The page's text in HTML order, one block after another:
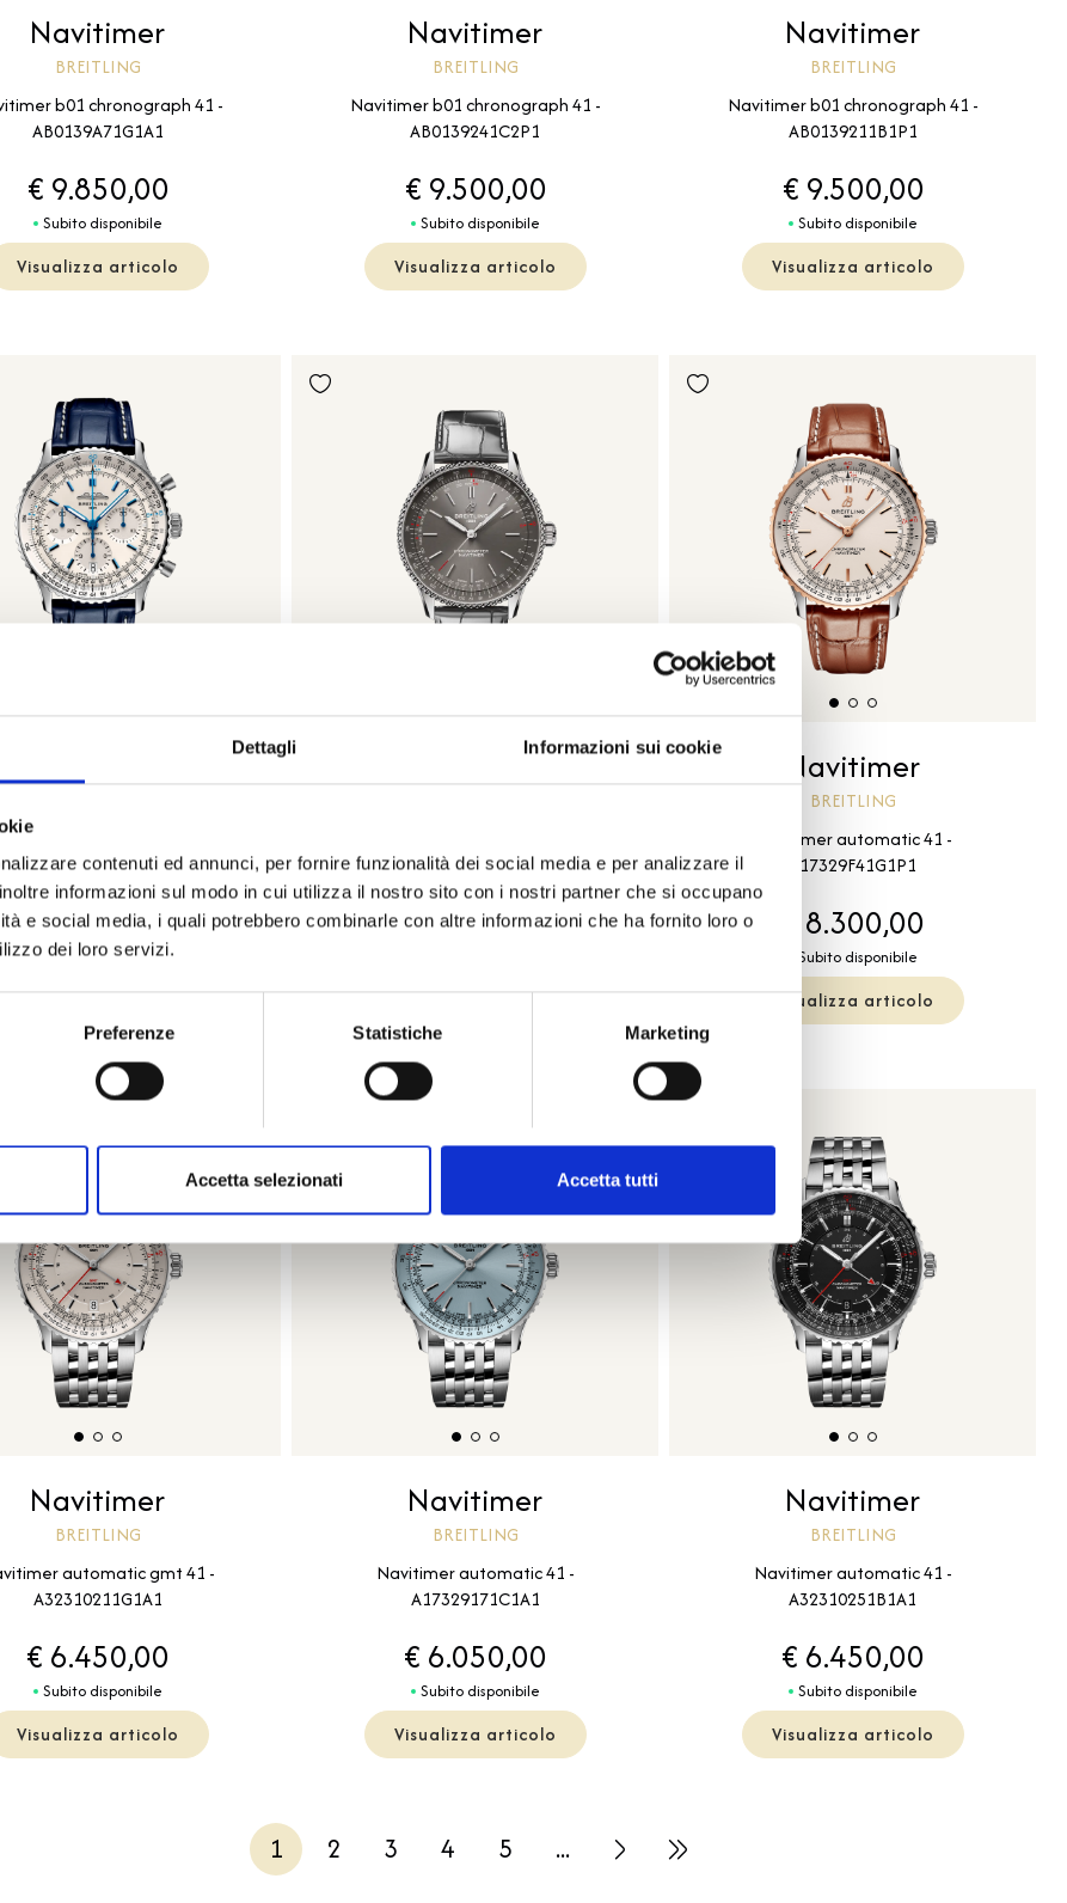
Dettagli Informazioni sui cookie
contenuti ed annunci, per fornire funzionalità dei social media e per analizzare il
informazioni sul modo in cui utilizza il nostro sito con i nostri partner che si occupano
e social media, i quali potrebbero combinarle con altre informazioni che ha fornito loro o
dei loro servizi.
Preferenze Statistiche Marketing
Accetta selezionati Accetta tutti
Navitimer
BREITLING
b01 chronograph 41 -
AB0139A71G1A1
€ 9.850,00
Subito disponibile
Visualizza articolo
Navitimer
BREITLING
Navitimer b01 chronograph 41 -
AB0139241C2P1
€ 9.500,00
Subito disponibile
Visualizza articolo
Navitimer
BREITLING
Navitimer b01 chronograph 41 -
AB0139211B1P1
€ 9.500,00
Subito disponibile
Visualizza articolo
b01 chronograph 41 -
AB0139A71G1P1
€ 9.500,00
Subito disponibile
Visualizza articolo
Navitimer
A17327381B1P1
€ 5.550,00
Visualizza articolo
Navitimer
BREITLING
Navitimer automatic 41 -
U17329F41G1P1
€ 8.300,00
Subito disponibile
Visualizza articolo
Navitimer
BREITLING
automatic gmt 41 -
A32310211G1A1
€ 6.450,00
Subito disponibile
Visualizza articolo
Navitimer
BREITLING
Navitimer automatic 41 -
A17329171C1A1
€ 6.050,00
Subito disponibile
Visualizza articolo
Navitimer
BREITLING
Navitimer automatic 41 -
A32310251B1A1
€ 6.450,00
Subito disponibile
Visualizza articolo
1 2 3 4 5 ...